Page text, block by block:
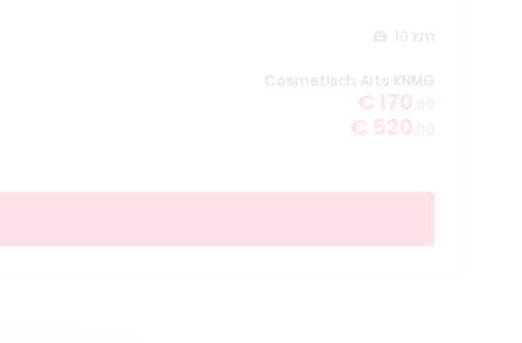
10 km
Cosmetisch Arts KNMG
€ 170 ,00
€ 520 ,00